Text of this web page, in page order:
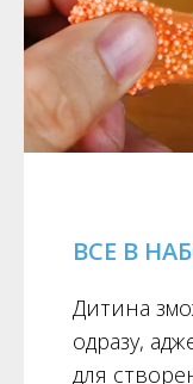
ВСЕ В
Дитина
одразу,
для